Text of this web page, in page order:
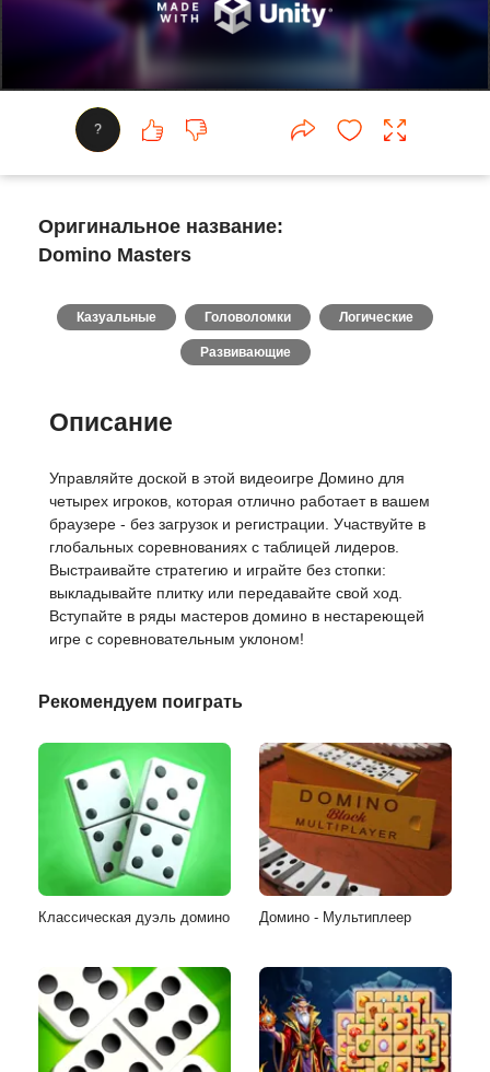
?
Оригинальное название:
Domino Masters
Казуальные Головоломки Логические
Развивающие
Описание
Управляйте доской в этой видеоигре Домино для
четырех игроков, которая отлично работает в вашем
браузере - без загрузок и регистрации. Участвуйте в
глобальных соревнованиях с таблицей лидеров.
Выстраивайте стратегию и играйте без стопки:
выкладывайте плитку или передавайте свой ход.
Вступайте в ряды мастеров домино в нестареющей
игре с соревновательным уклоном!
Рекомендуем поиграть
Классическая дуэль домино Домино - Мультиплеер